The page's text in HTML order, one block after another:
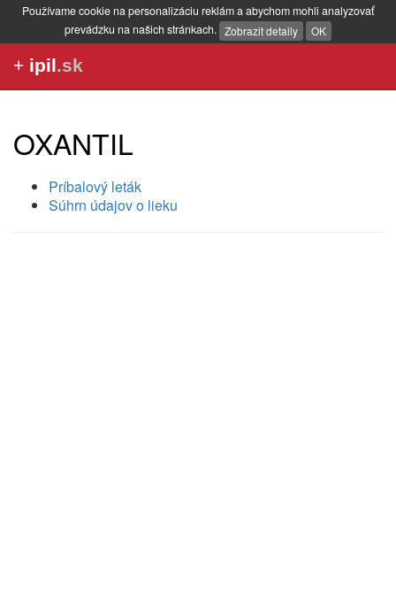
Používame cookie na personalizáciu reklám a abychom mohli analyzovať
prevádzku na našich stránkach. Zobrazit detaily OK
+ ipil.sk
OXANTIL
Príbalový leták
Súhrn údajov o lieku